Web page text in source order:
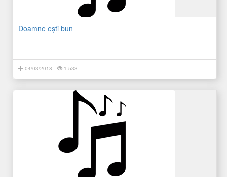
Doamne eşti bun
04/03/2018 1.533